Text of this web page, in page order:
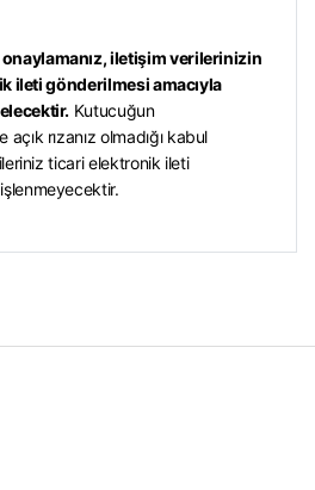
iletişim verilerinizin
ileti gönderilmesi amacıyla
Kutucuğun
rızanız olmadığı kabul
ticari elektronik ileti